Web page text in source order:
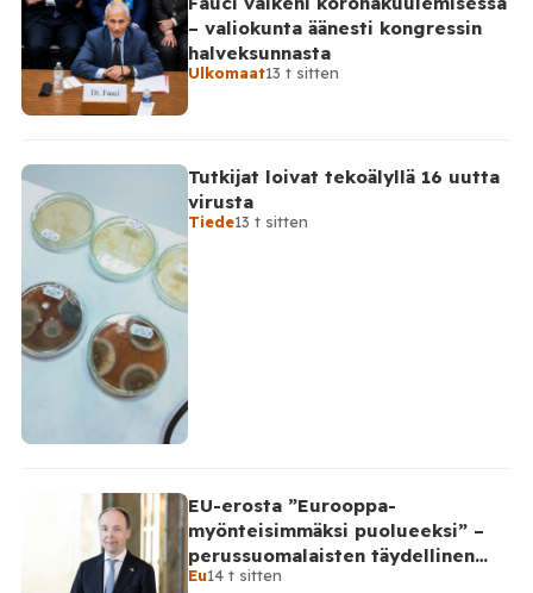
– valiokunta äänesti kongressin
halveksunnasta
Ulkomaat13 t sitten
Tutkijat loivat tekoälyllä 16 uutta
virusta
Tiede13 t sitten
EU-erosta ”Eurooppa-
myönteisimmäksi puolueeksi” –
perussuomalaisten täydellinen
takinkääntö
Eu14 t sitten